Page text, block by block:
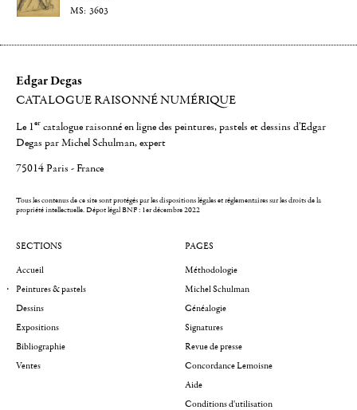
3603
Edgar Degas
CATALOGUE RAISONNÉ NUMÉRIQUE
Le 1er catalogue raisonné en ligne des peintures, pastels et dessins d'Edgar
Degas par Michel Schulman, expert
75014 Paris - France
Tous les contenus de ce site sont protégés par les dispositions légales et réglementaires sur les droits de la
propriété intellectuelle.Dépot légal BNF : 1er décembre 2022
SECTIONS
Accueil
Peintures & pastels
Dessins
Expositions
Bibliographie
Ventes
PAGES
Méthodologie
Michel Schulman
Généalogie
Signatures
Revue de presse
Concordance Lemoisne
Aide
Conditions d'utilisation